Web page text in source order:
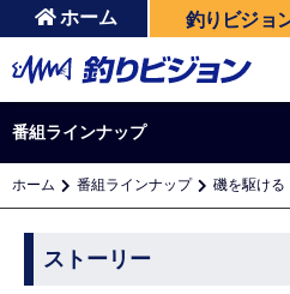
ホーム 釣りビジョ
番組ラインナップ
ホーム 番組ラインナップ 磯を駆ける
ストーリー